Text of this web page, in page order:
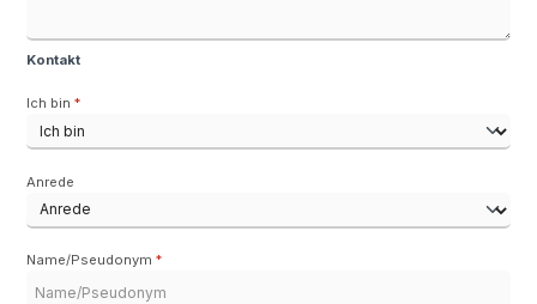
Kontakt
Ich bin *
Anrede
Name/Pseudonym *